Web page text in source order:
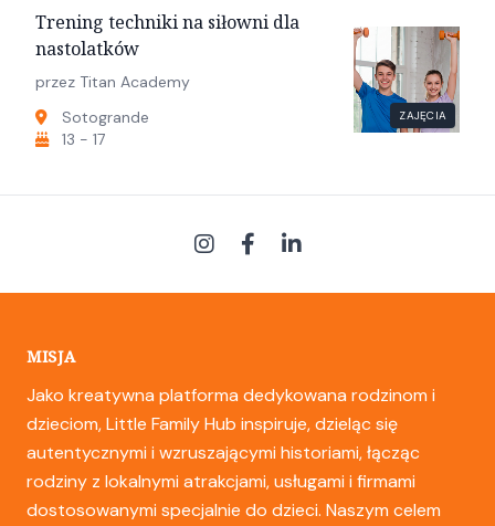
ZAJĘCIA
Trening techniki na siłowni dla
nastolatków
przez Titan Academy
Sotogrande
13 - 17
MISJA
Jako kreatywna platforma dedykowana rodzinom i
dzieciom, Little Family Hub inspiruje, dzieląc się
autentycznymi i wzruszającymi historiami, łącząc
rodziny z lokalnymi atrakcjami, usługami i firmami
dostosowanymi specjalnie do dzieci. Naszym celem